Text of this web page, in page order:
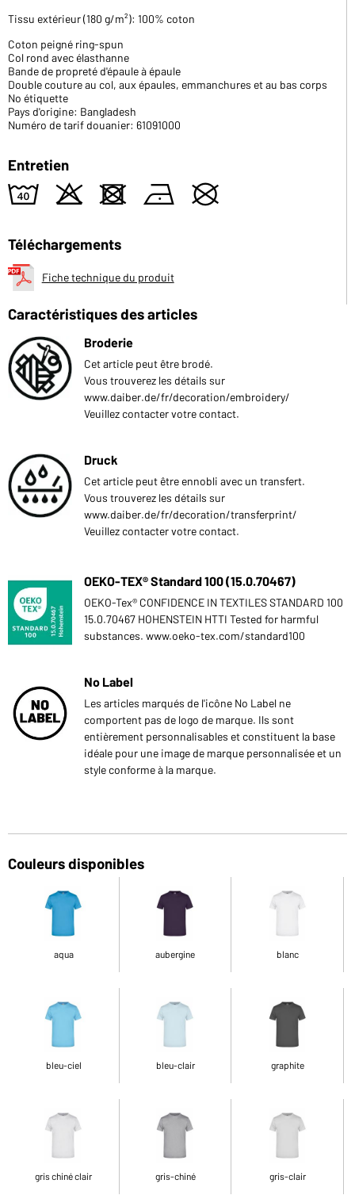
Tissu extérieur (180 g/m²): 100% coton
Coton peigné ring-spun
Col rond avec élasthanne
Bande de propreté d'épaule à épaule
Double couture au col, aux épaules, emmanchures et au bas corps
No étiquette
Pays d'origine: Bangladesh
Numéro de tarif douanier: 61091000
Entretien
8 o d n U
Téléchargements
Fiche technique du produit
Caractéristiques des articles
Broderie
Cet article peut être brodé.
Vous trouverez les détails sur
www.daiber.de/fr/decoration/embroidery/
Veuillez contacter votre contact.
Druck
Cet article peut être ennobli avec un transfert.
Vous trouverez les détails sur
www.daiber.de/fr/decoration/transferprint/
Veuillez contacter votre contact.
OEKO-TEX® Standard 100 (15.0.70467)
OEKO-Tex® CONFIDENCE IN TEXTILES STANDARD 100
15.0.70467 HOHENSTEIN HTTI Tested for harmful
substances. www.oeko-tex.com/standard100
No Label
Les articles marqués de l'icône No Label ne
comportent pas de logo de marque. Ils sont
entièrement personnalisables et constituent la base
idéale pour une image de marque personnalisée et un
style conforme à la marque.
Couleurs disponibles
aqua aubergine blanc
bleu-ciel bleu-clair graphite
gris chiné clair gris-chiné gris-clair